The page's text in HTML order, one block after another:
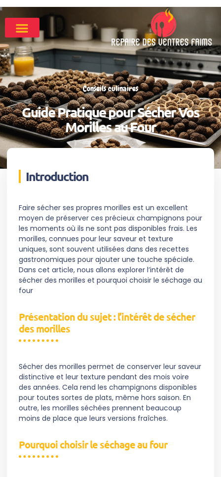
Conseils culinaires
Guide Pratique pour Sécher Vos
Morilles au Four
Introduction
Faire sécher ses propres morilles est un excellent
moyen de préserver ces précieux champignons pour
les moments où ils ne sont pas disponibles frais. Les
morilles, connues pour leur saveur et texture
uniques, sont souvent utilisées dans des recettes
gastronomiques pour ajouter une touche spéciale.
Dans cet article, nous allons explorer l’intérêt de
sécher des morilles et pourquoi choisir le séchage au
four
Présentation du sujet : l’intérêt de sécher
des morilles
Sécher des morilles permet de conserver leur saveur
distinctive et leur texture pendant des mois voire
des années. Cela rend les champignons disponibles
pour toutes sortes de plats, même hors saison. En
outre, les morilles séchées prennent beaucoup
moins de place que leurs versions fraîches.
Pourquoi choisir le séchage au four